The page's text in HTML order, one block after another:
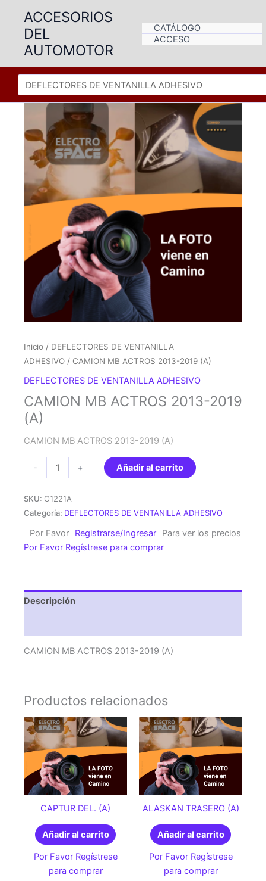
contenido
ACCESORIOS
DEL
AUTOMOTOR
CATÁLOGO
ACCESO
Inicio / DEFLECTORES DE VENTANILLA
ADHESIVO / CAMION MB ACTROS 2013-2019 (A)
DEFLECTORES DE VENTANILLA ADHESIVO
CAMION MB ACTROS 2013-2019
(A)
CAMION MB ACTROS 2013-2019 (A)
-
CAMION
MB
2019
(A)
cantidad
+ Añadir al carrito
SKU: O1221A
Categoría: DEFLECTORES DE VENTANILLA ADHESIVO
Por Favor Registrarse/Ingresar
Para ver los precios
Por Favor Regístrese para comprar
Descripción
CAMION MB ACTROS 2013-2019 (A)
Productos relacionados
CAPTUR DEL. (A)
Añadir al carrito
Por Favor Regístrese
para comprar
ALASKAN TRASERO (A)
Añadir al carrito
Por Favor Regístrese
para comprar